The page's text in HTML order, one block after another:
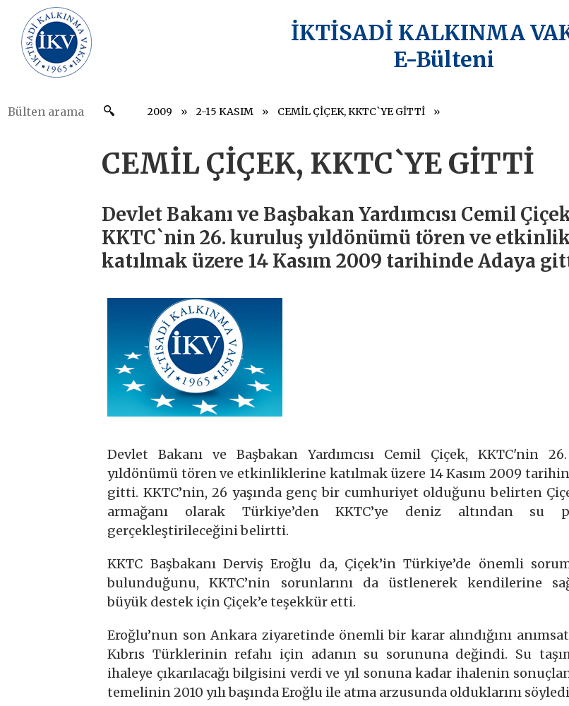
İKTİSADİ KALKINMA
E-Bülteni
2009 2-15 KASIM CEMİL ÇİÇEK, KKTC`YE GİTTİ
CEMİL ÇİÇEK, KKTC`YE GİTTİ
Devlet Bakanı ve Başbakan Yardımcısı Cemil
KKTC`nin 26. kuruluş yıldönümü tören ve
katılmak üzere 14 Kasım 2009 tarihinde Adaya
Devlet Bakanı ve Başbakan Yardımcısı Cemil Çiçek, KKTC'nin
yıldönümü tören ve etkinliklerine katılmak üzere 14 Kasım 2009
gitti. KKTC’nin, 26 yaşında genç bir cumhuriyet olduğunu belirten
armağanı olarak Türkiye’den KKTC’ye deniz altından su
gerçekleştirileceğini belirtti.
KKTC Başbakanı Derviş Eroğlu da, Çiçek’in Türkiye’de önemli
bulunduğunu, KKTC’nin sorunlarını da üstlenerek kendilerine
büyük destek için Çiçek’e teşekkür etti.
Eroğlu’nun son Ankara ziyaretinde önemli bir karar alındığını
Kıbrıs Türklerinin refahı için adanın su sorununa değindi. Su
ihaleye çıkarılacağı bilgisini verdi ve yıl sonuna kadar ihalenin
temelinin 2010 yılı başında Eroğlu ile atma arzusunda olduklarını